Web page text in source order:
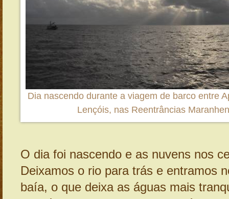
Dia nascendo durante a viagem de barco entre
Lençóis, nas Reentrâncias
O dia foi nascendo e as nuvens nos
Deixamos o rio para trás e entramos
baía, o que deixa as águas mais